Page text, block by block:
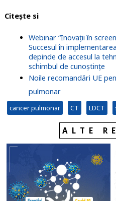
Citește si
Webinar “Inovații în
Succesul în
depinde de accesul la
schimbul de cunoștințe
Noile recomandări UE
pulmonar
cancer pulmonar CT LDCT
ALTE